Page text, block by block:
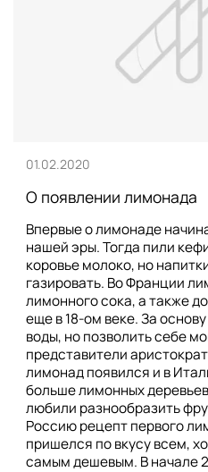
О появлении лимонада
Впервые о лимонаде
нашей эры. Тогда пили
коровье молоко, но
газировать. Во Франции
лимонного сока, а также
еще в 18-ом веке. За
воды, но позволить себе
представители
лимонад появился и в
больше лимонных
любили разнообразить
Россию рецепт первого
пришелся по вкусу всем,
самым дешевым. В начале
01.02.2020